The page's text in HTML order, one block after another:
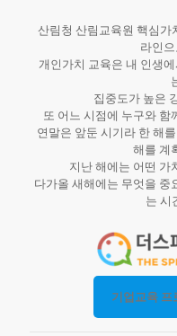
산림청 산림교육원 핵심가
라인
개인가치 교육은 내 인생
집중도가 높은
또 어느 시점에 누구와 함
연말은 앞둔 시기라 한 해
해를 계
지난 해에는 어떤 가
다가올 새해에는 무엇을 중
는 시
기업교육 프